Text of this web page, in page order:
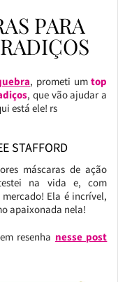
PARA
, prometi umtop
, que vão ajudar a
está ele! rs
STAFFORD
máscaras de ação
na vida e, com
Ela é incrível,
apaixonada nela!
resenha nesse post